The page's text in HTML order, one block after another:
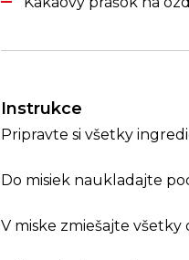
Instrukce
Pripravte si všetky
Do misiek naukladajte
V miske zmiešajte